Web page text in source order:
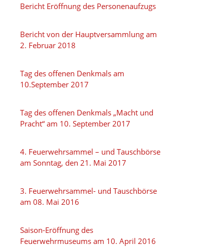
Bericht Eröffnung des Personenaufzugs
Bericht von der Hauptversammlung am
2. Februar 2018
Tag des offenen Denkmals am
10.September 2017
Tag des offenen Denkmals „Macht und
Pracht“ am 10. September 2017
4. Feuerwehrsammel – und Tauschbörse
am Sonntag, den 21. Mai 2017
3. Feuerwehrsammel- und Tauschbörse
am 08. Mai 2016
Saison-Eröffnung des
Feuerwehrmuseums am 10. April 2016